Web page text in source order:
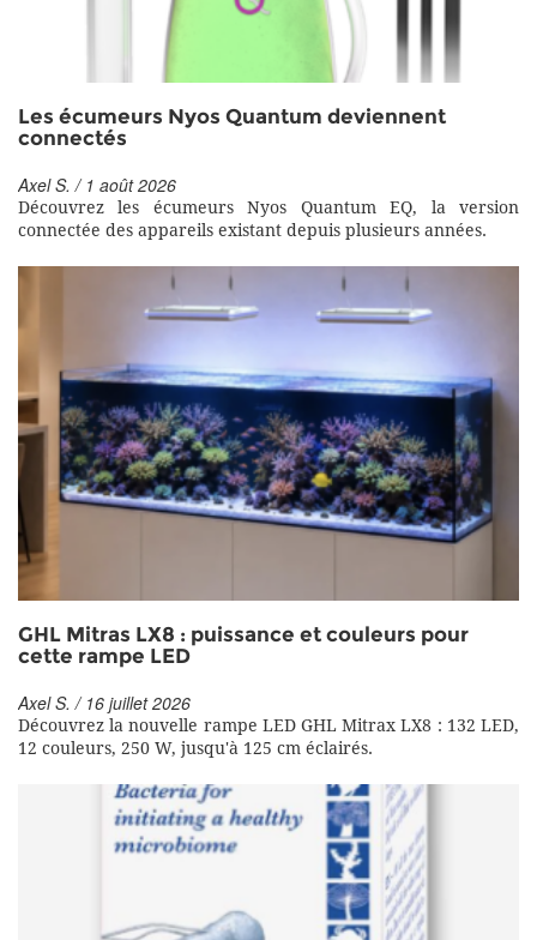
Les écumeurs Nyos Quantum deviennent
connectés
Axel S. / 1 août 2026
Découvrez les écumeurs Nyos Quantum EQ, la version
connectée des appareils existant depuis plusieurs années.
GHL Mitras LX8 : puissance et couleurs pour
cette rampe LED
Axel S. / 16 juillet 2026
Découvrez la nouvelle rampe LED GHL Mitrax LX8 : 132 LED,
12 couleurs, 250 W, jusqu'à 125 cm éclairés.